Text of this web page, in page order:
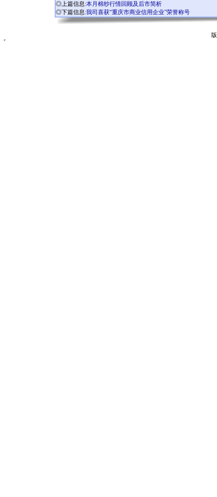
◎上篇信息:本月棉纱行情回顾及后市简析
◎下篇信息:我司喜获“重庆市商业信用企业”荣誉称号